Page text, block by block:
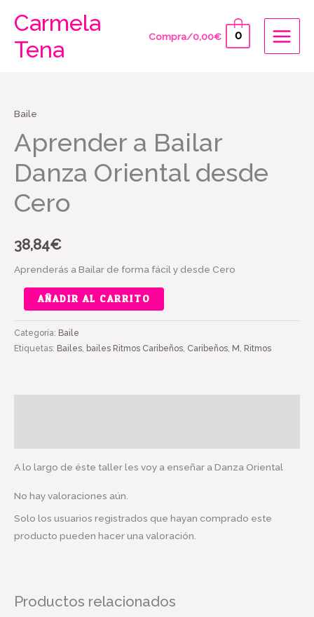
contenido
Carmela
Tena
Compra/0,00€ 0
Baile
Aprender a Bailar
Danza Oriental desde
Cero
38,84€
Aprenderás a Bailar de forma fácil y desde Cero
Aprender
Bailar
Danza
AÑADIR AL CARRITO
Categoría: Baile
Etiquetas: Bailes, bailes Ritmos Caribeños, Caribeños, M, Ritmos
A lo largo de éste taller les voy a enseñar a Danza Oriental
No hay valoraciones aún.
Solo los usuarios registrados que hayan comprado este
producto pueden hacer una valoración.
Productos relacionados